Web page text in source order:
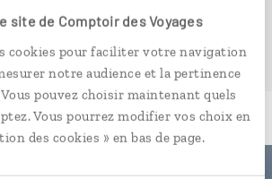
site de Comptoir des Voyages
cookies pour faciliter votre navigation
notre audience et la pertinence
pouvez choisir maintenant quels
Vous pourrez modifier vos choix en
des cookies » en bas de page.